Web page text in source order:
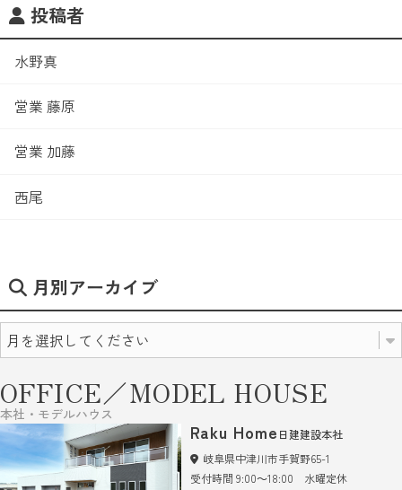
投稿者
水野真
営業 藤原
営業 加藤
西尾
月別アーカイブ
OFFICE／MODEL HOUSE
本社・モデルハウス
Raku Home 日建建設本社
岐阜県中津川市手賀野65-1
受付時間 9:00～18:00 水曜定休